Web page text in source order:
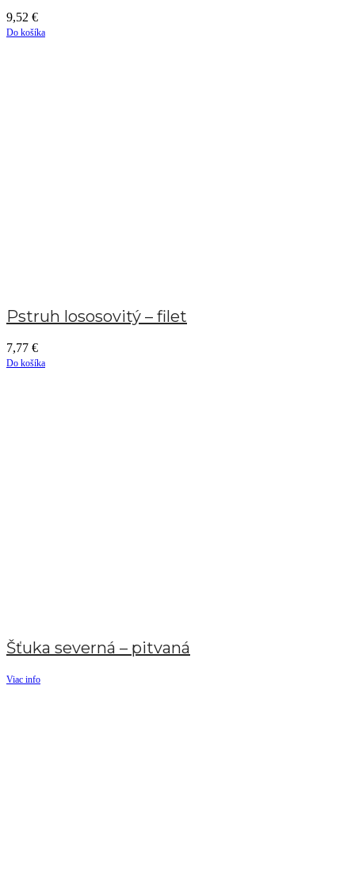
9,52 €
Do košíka
Pstruh lososovitý – filet
7,77 €
Do košíka
Šťuka severná – pitvaná
Viac info